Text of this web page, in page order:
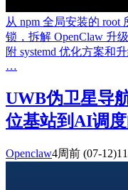
从 npm 全局安装的 root
锁，拆解 OpenClaw 升
附 systemd 优化方案和
…
UWB伪卫星导
位基站到AI调
Openclaw4周前 (07-12)